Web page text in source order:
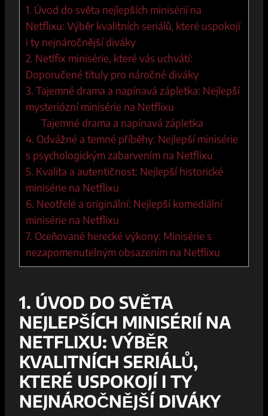
1. Úvod do světa nejlepších minisérií na
Netflixu: Výběr kvalitních seriálů, které uspokojí
i ty nejnáročnější diváky
2. Netlfix minisérie, které vás uchvátí:
Doporučené tituly pro náročné diváky
3. Tajemné drama a napínavá zápletka: Nejlepší
mysteriózní minisérie na Netflixu
Tajemné drama a napínavá zápletka
4. Odvážné a temné příběhy: Nejlepší minisérie
s psychologickým zabarvením na Netflixu
5. Kvalita a autentičnost: Nejlepší historické
minisérie na Netflixu
6. Neotřelé a originální: Nejlepší komediální
minisérie na Netflixu
7. Oceňované herecké výkony: Minisérie s
nezapomenutelným obsazením na Netflixu
1. ÚVOD DO SVĚTA
NEJLEPŠÍCH MINISÉRIÍ NA
NETFLIXU: VÝBĚR
KVALITNÍCH SERIÁLŮ,
KTERÉ USPOKOJÍ I TY
NEJNÁROČNĚJŠÍ DIVÁKY